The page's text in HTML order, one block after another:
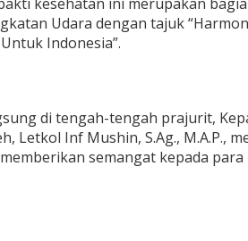
a
r
a
T
N
I
Udara dengan tajuk
Indonesia”.
di tengah-tengah prajurit,
Letkol Inf Mushin, S.Ag., M.A.P.,
semangat kepada